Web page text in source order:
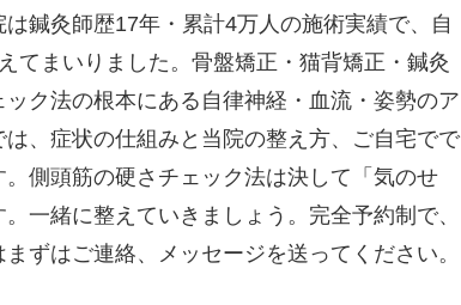
鍼灸師歴17年・累計4万人の施術実績で、自
てまいりました。骨盤矯正・猫背矯正・鍼灸
ク法の根本にある自律神経・血流・姿勢のア
、症状の仕組みと当院の整え方、ご自宅でで
側頭筋の硬さチェック法は決して「気のせ
一緒に整えていきましょう。完全予約制で、
ずはご連絡、メッセージを送ってください。